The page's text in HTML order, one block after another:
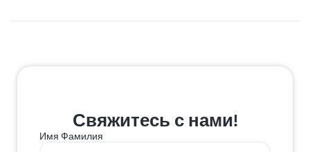
Свяжитесь с нами!
Имя Фамилия